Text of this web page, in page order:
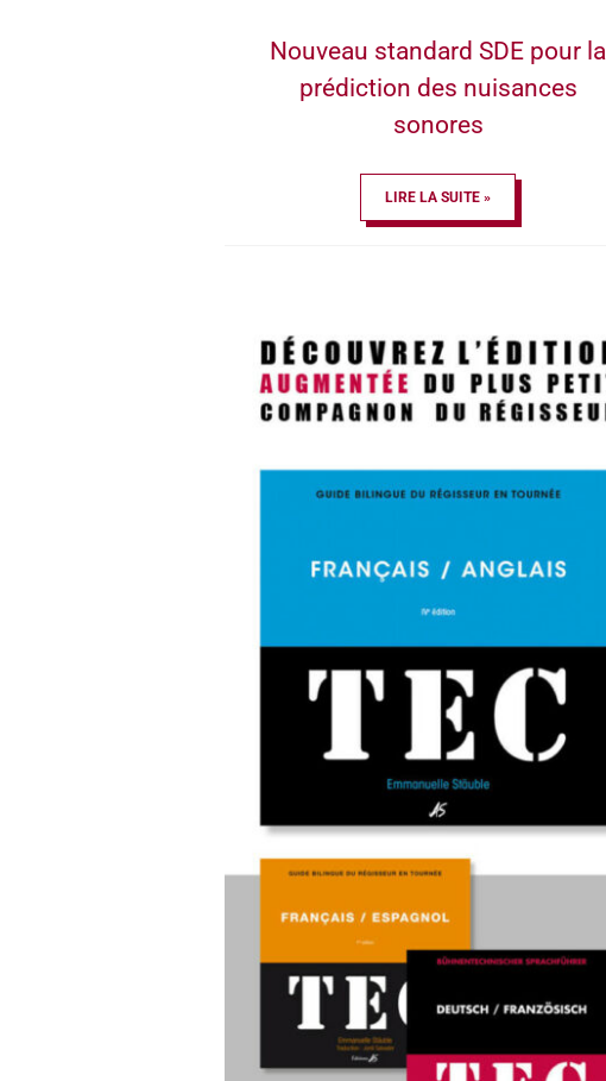
Nouveau standard SDE pour la
prédiction des nuisances
sonores
LIRE LA SUITE »